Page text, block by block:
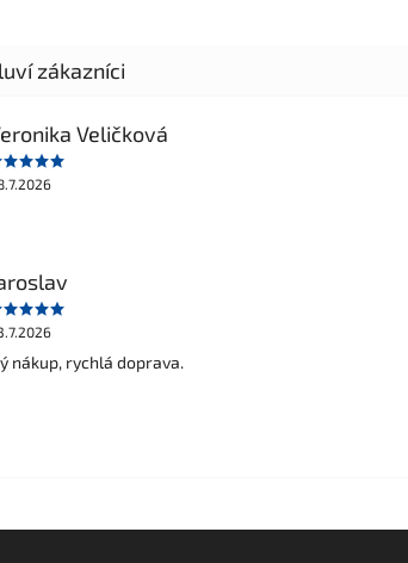
Veličková
nákup, rychlá doprava.